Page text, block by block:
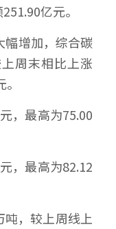
亿元。
幅增加，综合碳
周末相比上涨
，最高为75.00
，最高为82.12
吨，较上周线上